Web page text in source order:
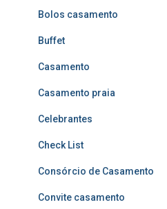
Bolos casamento
Buffet
Casamento
Casamento praia
Celebrantes
Check List
Consórcio de Casamento
Convite casamento